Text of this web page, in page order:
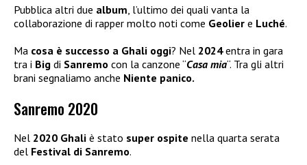
Pubblica altri due album , l’ultimo dei quali vanta la
collaborazione di rapper molto noti come Geolier e Luché.
Ma cosa è successo a Ghali oggi? Nel 2024entra in gara
tra i Big di Sanremo con la canzone “Casa mia“. Tra gli altri
brani segnaliamo anche Niente panico.
Sanremo 2020
Nel 2020 Ghali è stato super ospite nella quarta serata
del Festival di Sanremo.